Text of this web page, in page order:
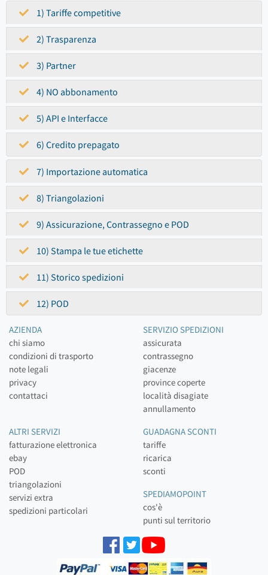
1) Tariffe competitive
2) Trasparenza
3) Partner
4) NO abbonamento
5) API e Interfacce
6) Credito prepagato
7) Importazione automatica
8) Triangolazioni
9) Assicurazione, Contrassegno e POD
10) Stampa le tue etichette
11) Storico spedizioni
12) POD
AZIENDA
chi siamo
condizioni di trasporto
note legali
privacy
contattaci
SERVIZIO SPEDIZIONI
assicurata
contrassegno
giacenze
province coperte
località disagiate
annullamento
ALTRI SERVIZI
fatturazione elettronica
ebay
POD
triangolazioni
servizi extra
spedizioni particolari
GUADAGNA SCONTI
tariffe
ricarica
sconti
SPEDIAMOPOINT
cos'è
punti sul territorio